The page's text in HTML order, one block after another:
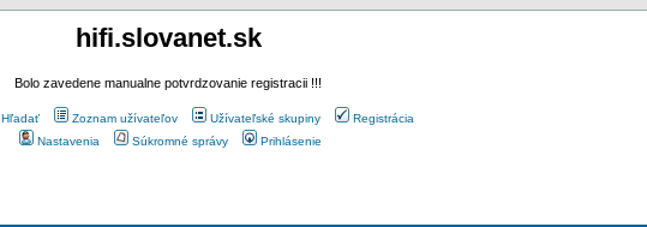
hifi.slovanet.sk
Bolo zavedene manualne potvrdzovanie registracii !!!
Hľadať Zoznam užívateľov Užívateľské skupiny
Registrácia
Nastavenia
Súkromné správy Prihlásenie